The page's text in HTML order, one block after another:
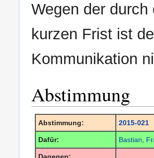
Wegen der
kurzen Frist ist
Kommunikation
Abstimmung
Abstimmung: 2015-021
Dafür: Bastian